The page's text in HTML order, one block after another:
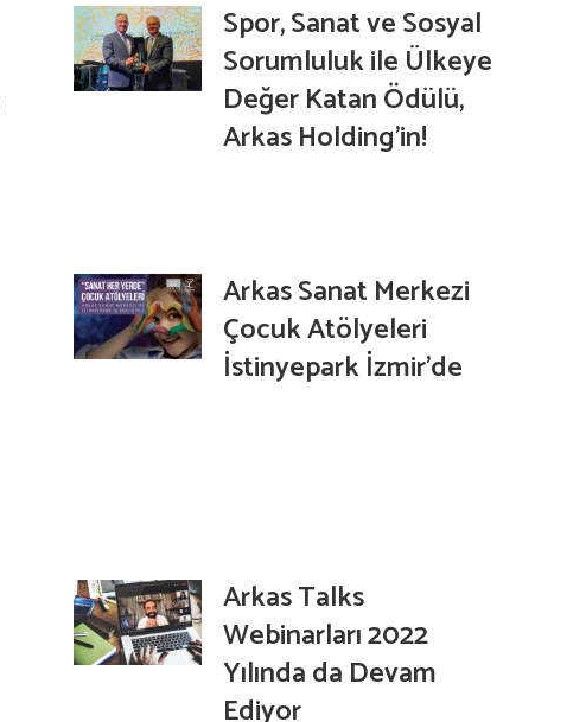
Spor, Sanat ve Sosyal
Sorumluluk ile Ülkeye
Değer Katan Ödülü,
Arkas Holding’in!
Arkas Sanat Merkezi
Çocuk Atölyeleri
İstinyepark İzmir’de
Arkas Talks
Webinarları 2022
Yılında da Devam
Ediyor